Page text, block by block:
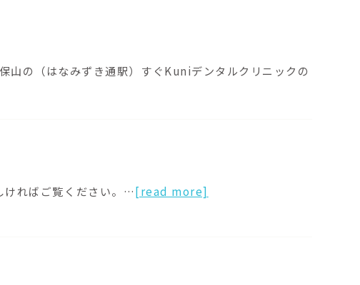
山の（はなみずき通駅）すぐKuniデンタルクリニックの
ければご覧ください。…[read more]